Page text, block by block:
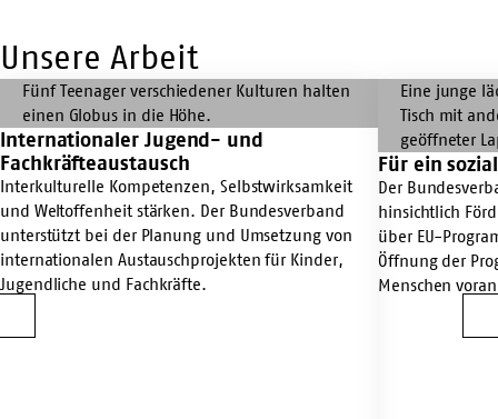
Unsere Arbeit
Mehr
Infos
Internationaler
Jugend-
und
Fachkräfteaustausch
Internationaler Jugend- und
Fachkräfteaustausch
Interkulturelle Kompetenzen, Selbstwirksamkeit
und Weltoffenheit stärken. Der Bundesverband
unterstützt bei der Planung und Umsetzung von
internationalen Austauschprojekten für Kinder,
Jugendliche und Fachkräfte.
Mehr
Infos
Internationaler
Jugend-
und
Fachkräfteaustausch
Mehr
Infos
ein
soziales,
vielfältiges
Europa
Für ein
Der
hinsichtlich
über EU-
Öffnung der
Menschen
Mehr
Infos
Für
ein
soziales,
vielfältiges